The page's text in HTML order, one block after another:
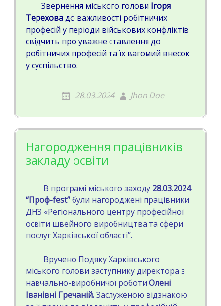
Звернення міського голови Ігоря
Тереховадо важливості робітничих
професій у періоди військових конфліктів
свідчить про уважне ставлення до
робітничих професій та їх вагомий внесок
у суспільство.
28.03.2024 Jhon Doe
Нагородження працівників
закладу освіти
В програмі міського заходу 28.03.2024
“Проф-fest”були нагороджені працівники
ДНЗ «Регіонального центру професійної
освіти швейного виробництва та сфери
послуг Харківської області”.
Вручено Подяку Харківського
міського голови заступнику директора з
навчально-виробничої роботи Олені
Іванівні Гречаній.Заслуженою відзнакою